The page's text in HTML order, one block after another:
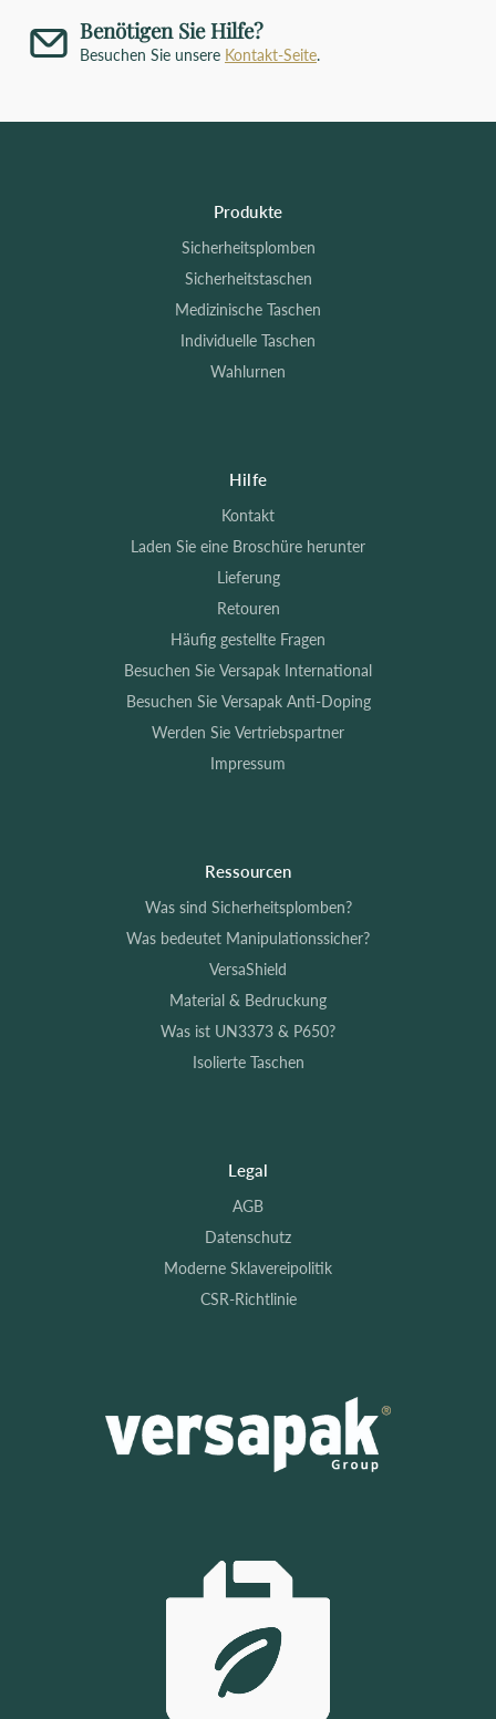
Benötigen Sie Hilfe?
Besuchen Sie unsere Kontakt-Seite.
Produkte
Sicherheitsplomben
Sicherheitstaschen
Medizinische Taschen
Individuelle Taschen
Wahlurnen
Hilfe
Kontakt
Laden Sie eine Broschüre herunter
Lieferung
Retouren
Häufig gestellte Fragen
Besuchen Sie Versapak International
Besuchen Sie Versapak Anti-Doping
Werden Sie Vertriebspartner
Impressum
Ressourcen
Was sind Sicherheitsplomben?
Was bedeutet Manipulationssicher?
VersaShield
Material & Bedruckung
Was ist UN3373 & P650?
Isolierte Taschen
Legal
AGB
Datenschutz
Moderne Sklavereipolitik
CSR-Richtlinie